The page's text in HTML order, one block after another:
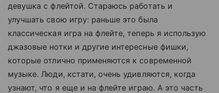
девушка с флейтой. Стараюсь работать и
улучшать свою игру: раньше это была
классическая игра на флейте, теперь я использую
джазовые нотки и другие интересные фишки,
которые отлично применяются к современной
музыке. Люди, кстати, очень удивляются, когда
узнают, что я еще и на флейте играю. А это часть